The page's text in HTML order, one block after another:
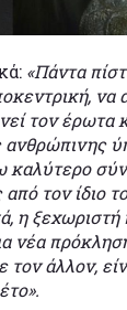
«Πάντα
να
τον έρωτα
ανθρώπινης
καλύτερο
από τον ίδιο
η
νέα
άλλον,